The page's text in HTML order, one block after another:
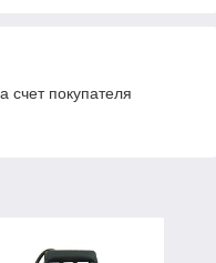
счет покупателя